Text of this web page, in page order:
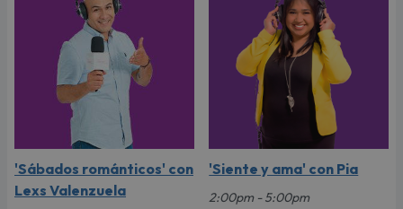
'Sábados románticos' con
Lexs Valenzuela
'Siente y ama' con Pia
2:00pm - 5:00pm